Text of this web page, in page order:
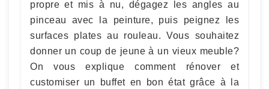
propre et mis à nu, dégagez les angles au
pinceau avec la peinture, puis peignez les
surfaces plates au rouleau. Vous souhaitez
donner un coup de jeune à un vieux meuble?
On vous explique comment rénover et
customiser un buffet en bon état grâce à la